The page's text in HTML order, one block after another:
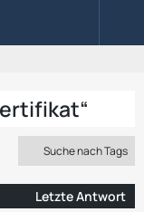
Suche nach Tags
Letzte Antwort